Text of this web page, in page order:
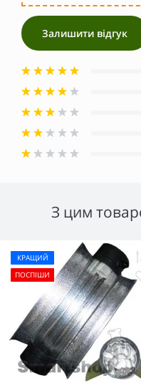
Залишити відгук
З цим
КРАЩИЙ
ПОСПІШИ